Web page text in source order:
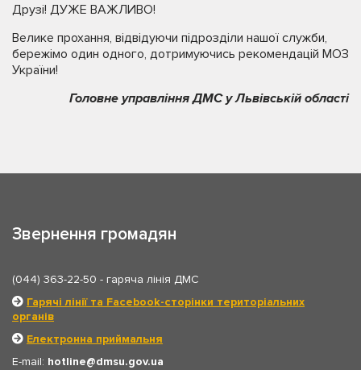
Друзі! ДУЖЕ ВАЖЛИВО!
Велике прохання, відвідуючи підрозділи нашої служби,
бережімо один одного, дотримуючись рекомендацій МОЗ
України!
Головне управління ДМС у Львівській області
Звернення громадян
(044) 363-22-50 - гаряча лінія ДМС
Гарячі лінії та Facebook-сторінки територіальних
органів
Електронна приймальня
E-mail: hotline
dmsu.gov.ua